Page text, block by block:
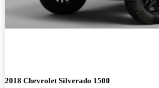
2018 Chevrolet Silverado 1500